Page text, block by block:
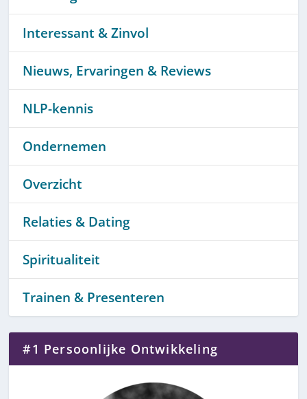
Interessant & Zinvol
Nieuws, Ervaringen & Reviews
NLP-kennis
Ondernemen
Overzicht
Relaties & Dating
Spiritualiteit
Trainen & Presenteren
#1 Persoonlijke Ontwikkeling